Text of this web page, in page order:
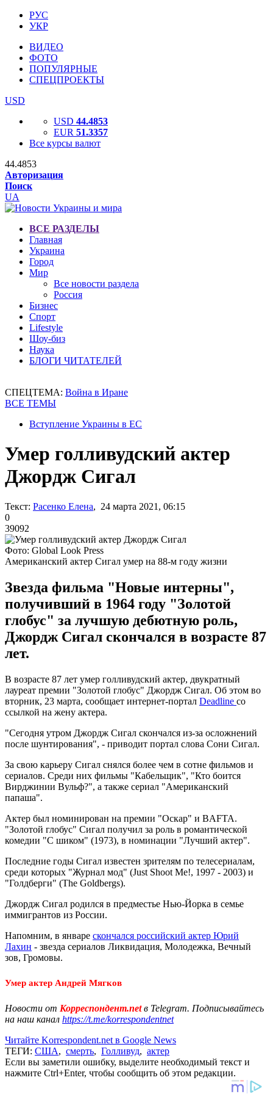
РУС
УКР
ВИДЕО
ФОТО
ПОПУЛЯРНЫЕ
СПЕЦПРОЕКТЫ
USD
USD 44.4853
EUR 51.3357
Все курсы валют
44.4853
Авторизация
Поиск
UA
ВСЕ РАЗДЕЛЫ
Главная
Украина
Город
Мир
Все новости раздела
Россия
Бизнес
Спорт
Lifestyle
Шоу-биз
Наука
БЛОГИ ЧИТАТЕЛЕЙ
СПЕЦТЕМА: Война в Иране
ВСЕ ТЕМЫ
Вступление Украины в ЕС
Умер голливудский актер
Джордж Сигал
Текст: Расенко Елена, 24 марта 2021, 06:15
0
39092
Фото: Global Look Press
Американский актер Сигал умер на 88-м году жизни
Звезда фильма "Новые интерны",
получивший в 1964 году "Золотой
глобус" за лучшую дебютную роль,
Джордж Сигал скончался в возрасте 87
лет.
В возрасте 87 лет умер голливудский актер, двукратный
лауреат премии "Золотой глобус" Джордж Сигал. Об этом во
вторник, 23 марта, сообщает интернет-портал Deadline со
ссылкой на жену актера.
"Сегодня утром Джордж Сигал скончался из-за осложнений
после шунтирования", - приводит портал слова Сони Сигал.
За свою карьеру Сигал снялся более чем в сотне фильмов и
сериалов. Среди них фильмы "Кабельщик", "Кто боится
Вирджинии Вульф?", а также сериал "Американский
папаша".
Актер был номинирован на премии "Оскар" и BAFTA.
"Золотой глобус" Сигал получил за роль в романтической
комедии "С шиком" (1973), в номинации "Лучший актер".
Последние годы Сигал известен зрителям по телесериалам,
среди которых "Журнал мод" (Just Shoot Me!, 1997 - 2003) и
"Голдберги" (The Goldbergs).
Джордж Сигал родился в предместье Нью-Йорка в семье
иммигрантов из России.
Напомним, в январе скончался российский актер Юрий
Лахин - звезда сериалов Ликвидация, Молодежка, Вечный
зов, Громовы.
Умер актер Андрей Мягков
Новости от Корреспондент.netв Telegram. Подписывайтесь
на наш канал https://t.me/korrespondentnet
Читайте Korrespondent.net в Google News
ТЕГИ: США, смерть, Голливуд, актер
Если вы заметили ошибку, выделите необходимый текст и
нажмите Ctrl+Enter, чтобы сообщить об этом редакции.